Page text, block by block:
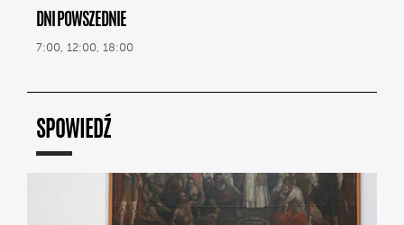
DNI POWSZEDNIE
7:00, 12:00, 18:00
SPOWIEDŹ